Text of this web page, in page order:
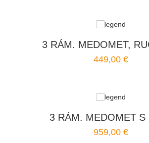
3 RÁM. MEDOMET,
449,00 €
3 RÁM. MEDOMET S
959,00 €